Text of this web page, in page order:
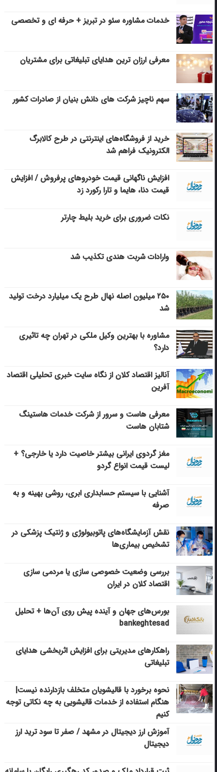
خدمات مشاوره سئو در تبریز + حرفه ای و تخصصی
معرفی ارزان ترین هدایای تبلیغاتی برای مشتریان
سهم ناچیز شرکت های دانش بنیان از صادرات کشور
خرید از فروشگاه‌های اینترنتی در طرح کالابرگ
الکترونیک فراهم شد
افزایش ناگهانی قیمت خودروهای پرفروش / افزایش
قیمت دنا، هایما و تارا رکورد زد
نکات ضروری برای خرید بلیط چارتر
وارادات شربت هندی تکذیب شد
۲۵۰ میلیون اصله نهال طرح یک میلیارد درخت تولید
شد
مشاوره با بهترین وکیل ملکی در تهران چه تاثیری
دارد؟
آنالیز اقتصاد کلان از نگاه سایت خبری تحلیلی اقتصاد
آفرین
معرفی هاست و سرور از شرکت خدمات هاستینگ
شتابان هاست
مغز گردوی ایرانی بیشتر خاصیت دارد یا خارجی؟ +
لیست قیمت انواع گردو
آشنایی با سیستم حسابداری ابری، روشی بهینه و به
صرفه
نقش آزمایشگاه‌های پاتوبیولوژی و ژنتیک پزشکی در
تشخیص بیماری‌ها
بررسی وضعیت خصوصی سازی یا مردمی سازی
اقتصاد کلان در ایران
بورس‌های جهان و آینده پیش روی آن‌ها + تحلیل
bankeghtesad
راهکارهای مدیریتی برای افزایش اثربخشی هدایای
تبلیغاتی
نحوه برخورد با قالیشویان متخلف بازدارنده نیست|
هنگام استفاده از خدمات قالیشویی به چه نکاتی توجه
کنیم
آموزش ارز دیجیتال در مشهد / صفر تا سود ترید ارز
دیجیتال